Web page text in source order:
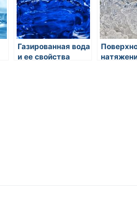
Газированная вода
и ее свойства